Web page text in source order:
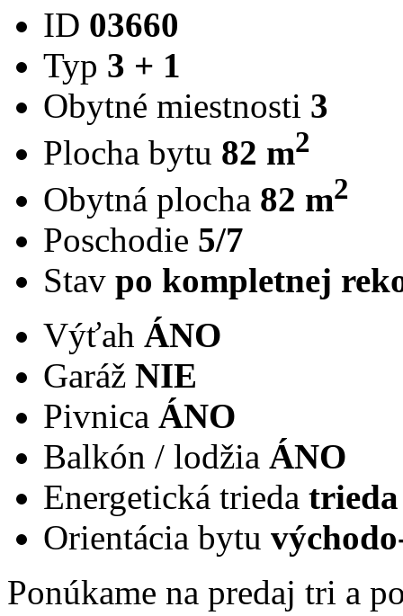
ID 03660
Typ 3 + 1
Obytné miestnosti 3
Plocha bytu 82 m2
Obytná plocha 82 m2
Poschodie 5/7
Stav po kompletnej
Výťah ÁNO
Garáž NIE
Pivnica ÁNO
Balkón / lodžia ÁNO
Energetická trieda
Orientácia bytu
Ponúkame na predaj tri a